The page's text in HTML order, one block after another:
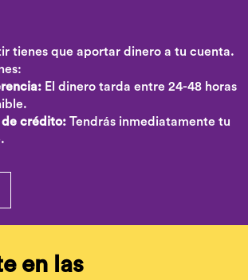
tienes que aportar dinero a tu cuenta.
El dinero tarda entre 24-48 horas
crédito: Tendrás inmediatamente tu
en las